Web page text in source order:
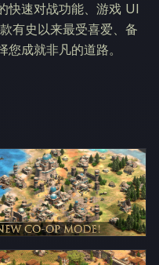
快速对战功能、游戏 UI
有史以来最受喜爱、备
成就非凡的道路。